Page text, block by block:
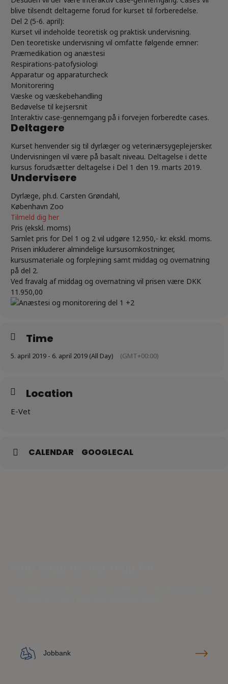
blive tilsendt deltagerne forud for kurset til forberedelse.
Del 2 (5-6. april):
Kurset vil indeholde teoretisk og praktisk undervisning.
Den teoretiske undervisning vil omfatte følgende emner:
Præmedikation og anæstesi
Respirations-patofysiologi
Apparatur og apparaturcheck
Monitorering
Væske og væskebehandling
Bedøvelse til kejsersnit
Interaktiv case-gennemgang på i forvejen forberedte cases.
Deltagere
Kurset henvender sig til dyrlæger og veterinærsygeplejersker.
Undervisningen vil være på basalt niveau. Deltagelse i dette
kursus forudsætter deltagelse i Del 1 den 19. marts 2019.
Undervisere
Dyrlæge, ph.d. Carsten Grøndahl,
København Zoo
Tilmeld dig her
Pris (ekskl. moms)
Samlet pris for Del 1 og 2 vil udgøre 12.950,- kr. ekskl. moms.
Prisen inkluderer almindelige kursusomkostninger,
kursusmateriale og forplejning samt middag og overnatning
på del 2.
Ved fravalg af middag og overnatning vil prisen være DKK
11.950,00
Time
5. april 2019 - 6. april 2019 (All Day) (GMT+00:00)
Location
E-Vet
CALENDAR GOOGLECAL
Jobbank